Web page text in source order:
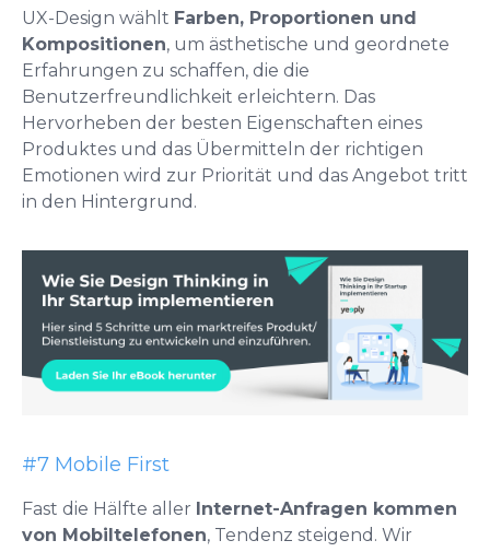
UX-Design wählt Farben, Proportionen und
Kompositionen, um ästhetische und geordnete
Erfahrungen zu schaffen, die die
Benutzerfreundlichkeit erleichtern. Das
Hervorheben der besten Eigenschaften eines
Produktes und das Übermitteln der richtigen
Emotionen wird zur Priorität und das Angebot tritt
in den Hintergrund.
#7 Mobile First
Fast die Hälfte aller Internet-Anfragen kommen
von Mobiltelefonen, Tendenz steigend. Wir